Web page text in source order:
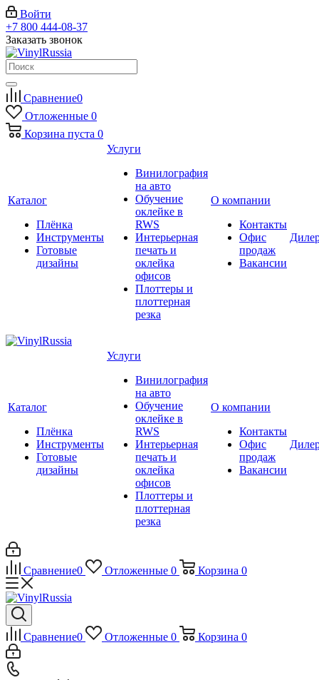
Войти
+7 800 444-08-37
Заказать звонок
Сравнение0
Отложенные 0
Корзина пуста 0
Каталог
Плёнка
Инструменты
Готовые
дизайны
Услуги
Винилография
на авто
Обучение
оклейке в
RWS
Интерьерная
печать и
оклейка
офисов
Плоттеры и
плоттерная
резка
О компании
Контакты
Офис
продаж
Вакансии
Каталог
Плёнка
Инструменты
Готовые
дизайны
Услуги
Винилография
на авто
Обучение
оклейке в
RWS
Интерьерная
печать и
оклейка
офисов
Плоттеры и
плоттерная
резка
О компании
Контакты
Офис
продаж
Вакансии
Сравнение0 Отложенные 0 Корзина 0
Сравнение0 Отложенные 0 Корзина 0